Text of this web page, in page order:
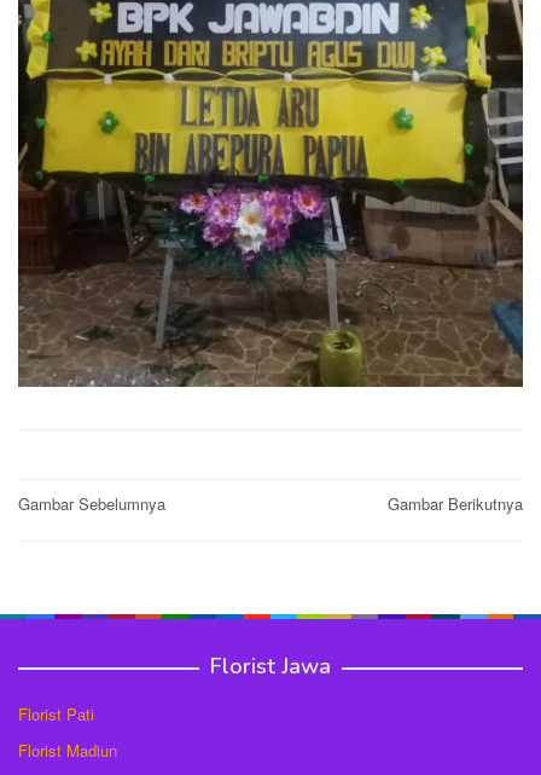
Post
Gambar Sebelumnya Gambar Berikutnya
Florist Jawa
Florist Pati
Florist Madiun